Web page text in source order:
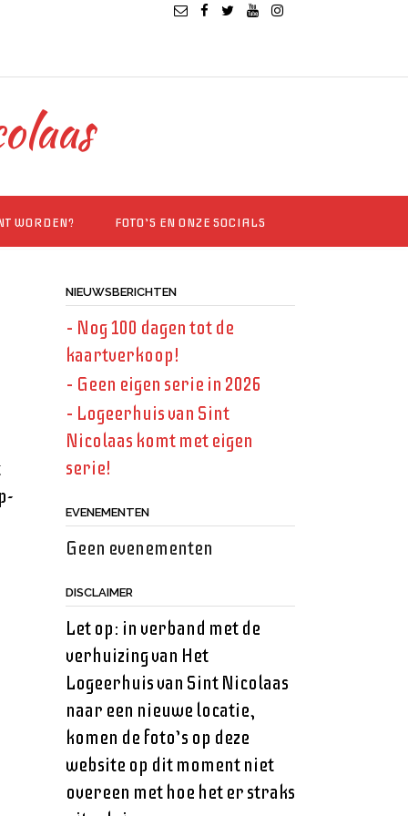
WORDEN? FOTO’S EN ONZE SOCIALS
NIEUWSBERICHTEN
– Nog 100 dagen tot de
kaartverkoop!
– Geen eigen serie in 2026
– Logeerhuis van Sint
Nicolaas komt met eigen
serie!
EVENEMENTEN
Geen evenementen
DISCLAIMER
Let op: in verband met de
verhuizing van Het
Logeerhuis van Sint Nicolaas
naar een nieuwe locatie,
komen de foto’s op deze
website op dit moment niet
overeen met hoe het er straks